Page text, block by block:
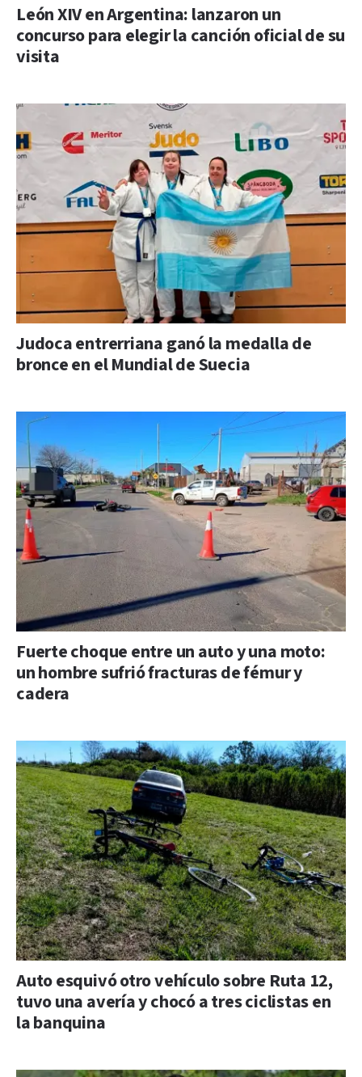
León XIV en Argentina: lanzaron un
concurso para elegir la canción oficial de su
visita
Judoca entrerriana ganó la medalla de
bronce en el Mundial de Suecia
Fuerte choque entre un auto y una moto:
un hombre sufrió fracturas de fémur y
cadera
Auto esquivó otro vehículo sobre Ruta 12,
tuvo una avería y chocó a tres ciclistas en
la banquina